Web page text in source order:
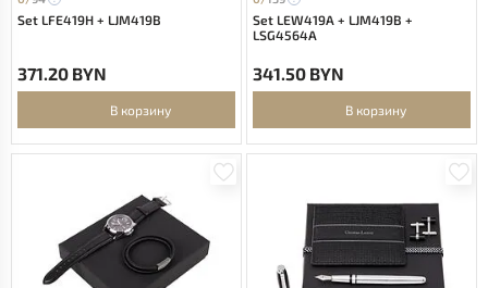
Set LFE419H + LJM419B
371.20 BYN
В корзину
Set LEW419A + LJM419B +
LSG4564A
341.50 BYN
В корзину